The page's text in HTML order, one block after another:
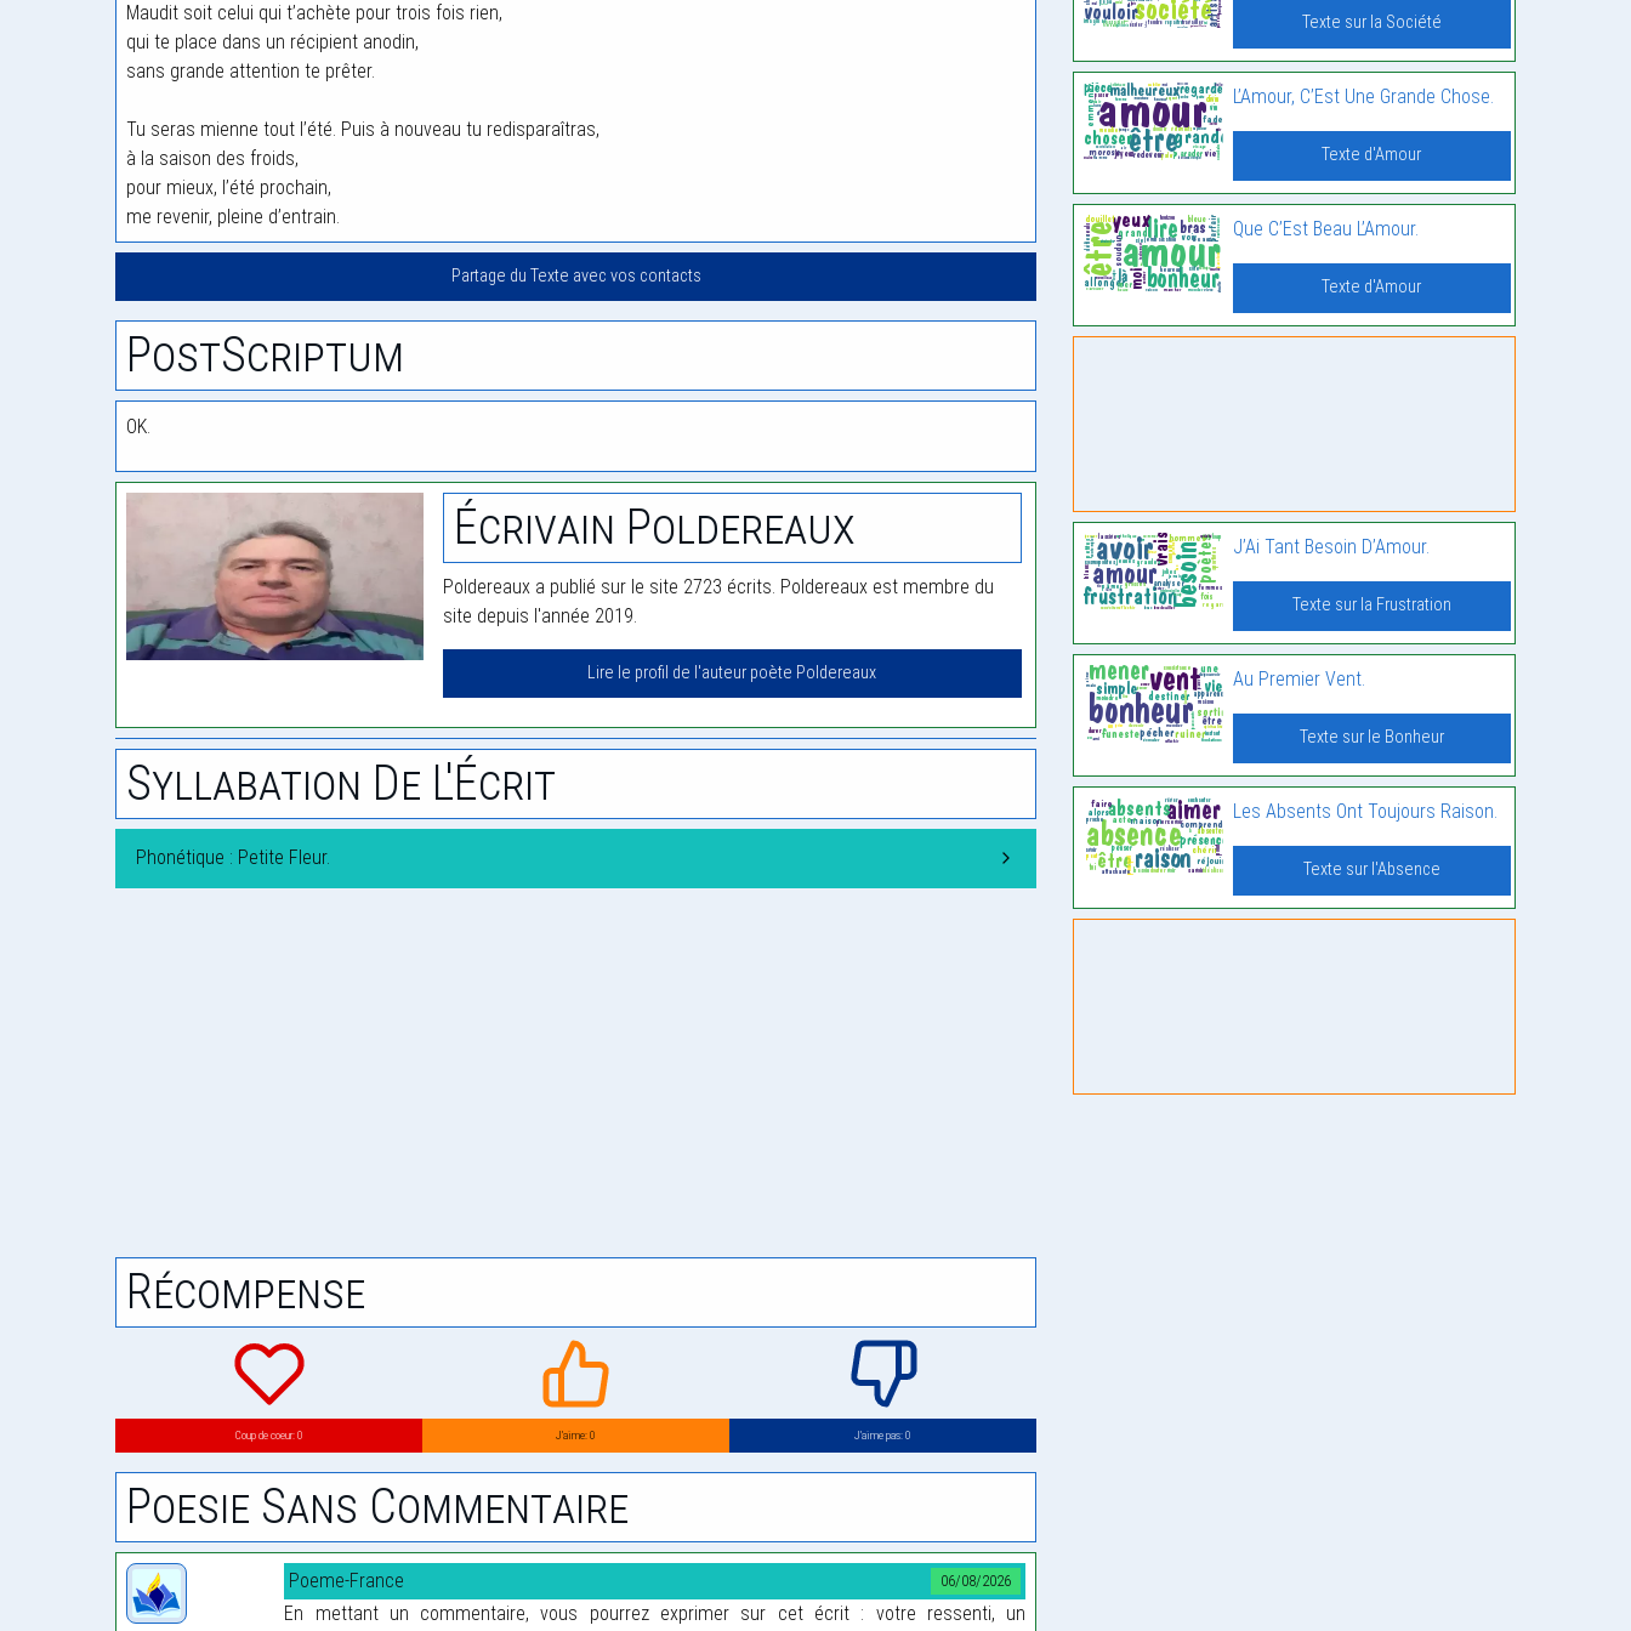
Maudit soit celui qui t’achète pour trois fois rien,
qui te place dans un récipient anodin,
sans grande attention te prêter.
Tu seras mienne tout l’été. Puis à nouveau tu redisparaîtras,
à la saison des froids,
pour mieux, l’été prochain,
me revenir, pleine d’entrain.
Partage du Texte avec vos contacts
PostScriptum
OK.
Écrivain Poldereaux
Poldereaux a publié sur le site 2723 écrits. Poldereaux est membre du
site depuis l'année 2019.
Lire le profil de l'auteur poète Poldereaux
Syllabation De L'Écrit
Phonétique : Petite Fleur.
Récompense
Coup de coeur: 0 J’aime: 0 J’aime pas: 0
Poesie Sans Commentaire
06/08/2026
Poeme-France
En mettant un commentaire, vous pourrez exprimer sur cet écrit : votre ressenti, un
Texte sur la Société
L’Amour, C’Est Une Grande Chose.
Texte d'Amour
Que C’Est Beau L’Amour.
Texte d'Amour
J’Ai Tant Besoin D’Amour.
Texte sur la Frustration
Au Premier Vent.
Texte sur le Bonheur
Les Absents Ont Toujours Raison.
Texte sur l'Absence